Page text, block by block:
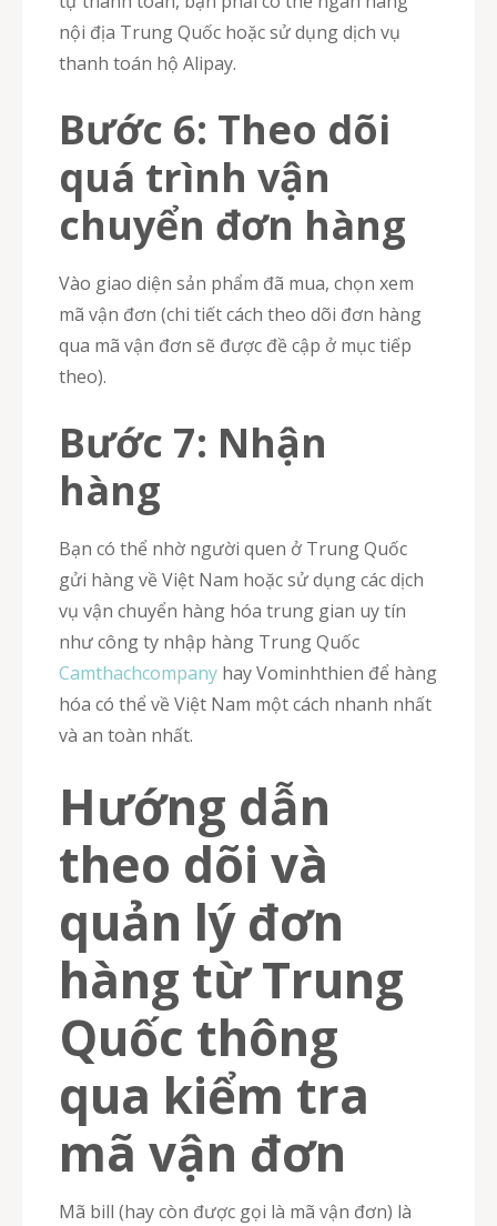
nội địa Trung Quốc hoặc sử dụng dịch vụ
thanh toán hộ Alipay.
Bước 6: Theo dõi
quá trình vận
chuyển đơn hàng
Vào giao diện sản phẩm đã mua, chọn xem
mã vận đơn (chi tiết cách theo dõi đơn hàng
qua mã vận đơn sẽ được đề cập ở mục tiếp
theo).
Bước 7: Nhận
hàng
Bạn có thể nhờ người quen ở Trung Quốc
gửi hàng về Việt Nam hoặc sử dụng các dịch
vụ vận chuyển hàng hóa trung gian uy tín
như công ty nhập hàng Trung Quốc
Camthachcompany hay Vominhthien để hàng
hóa có thể về Việt Nam một cách nhanh nhất
và an toàn nhất.
Hướng dẫn
theo dõi và
quản lý đơn
hàng từ Trung
Quốc thông
qua kiểm tra
mã vận đơn
Mã bill (hay còn được gọi là mã vận đơn) là